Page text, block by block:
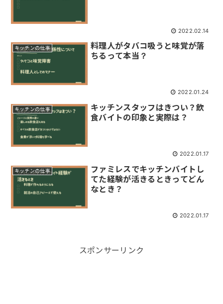
2022.02.14
キッチンの仕事
料理人がタバコ吸うと味覚が落
ちるって本当？
2022.01.24
キッチンの仕事
キッチンスタッフはきつい？飲
食バイトの印象と実際は？
2022.01.17
キッチンの仕事
ファミレスでキッチンバイトし
てた経験が活きるときってどん
なとき？
2022.01.17
スポンサーリンク